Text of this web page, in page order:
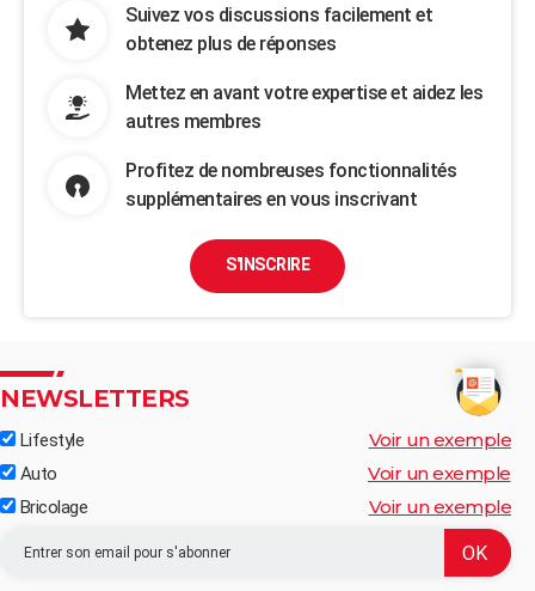
Suivez vos discussions facilement et
obtenez plus de réponses
Mettez en avant votre expertise et aidez les
autres membres
Profitez de nombreuses fonctionnalités
supplémentaires en vous inscrivant
S'INSCRIRE
NEWSLETTERS
Lifestyle Voir un exemple
Auto Voir un exemple
Bricolage Voir un exemple